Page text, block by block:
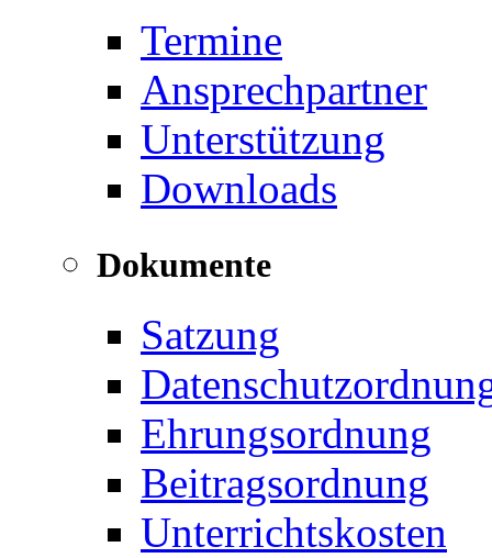
Termine
Ansprechpartner
Unterstützung
Downloads
Dokumente
Satzung
Ehrungsordnung
Beitragsordnung
Unterrichtskosten